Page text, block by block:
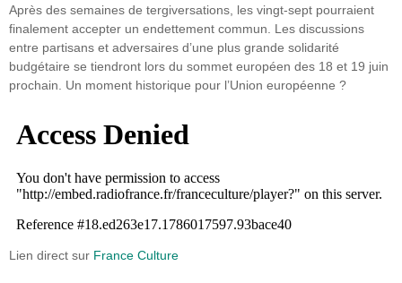
Après des semaines de tergiversations, les vingt-sept pourraient
finalement accepter un endettement commun. Les discussions
entre partisans et adversaires d’une plus grande solidarité
budgétaire se tiendront lors du sommet européen des 18 et 19 juin
prochain. Un moment historique pour l’Union européenne ?
Lien direct sur France Culture